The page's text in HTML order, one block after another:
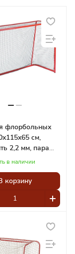
флорбольных
cм,
2,2 мм, пара
в наличии
корзину